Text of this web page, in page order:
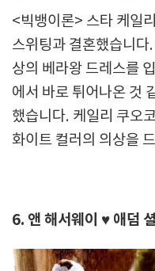
<빅뱅이론> 스타 케일
스위팅과 결혼했습니다
상의 베라왕 드레스를
에서 바로 튀어나온 것
했습니다. 케일리 쿠오
화이트 컬러의 의상을
6. 앤 해서웨이 ♥ 애덤